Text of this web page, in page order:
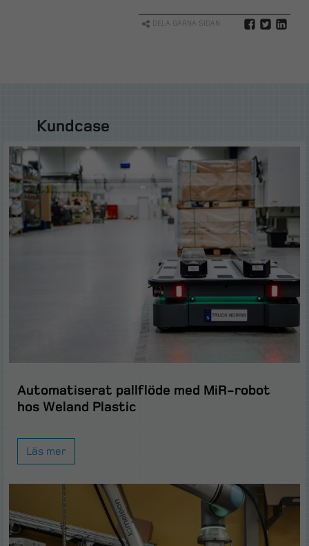
DELA GÄRNA SIDAN
Kundcase
Automatiserat pallflöde med MiR-robot
hos Weland Plastic
Läs mer